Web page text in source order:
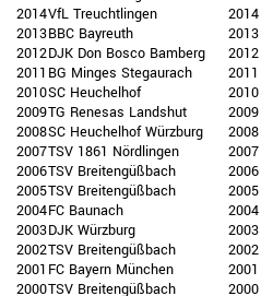
2014VfL Treuchtlingen
2014
2013BBC Bayreuth 2013
2012DJK Don Bosco Bamberg
2012
2011 BG Minges Stegaurach 2011
2010SC Heuchelhof 2010
2009TG Renesas Landshut 2009
2008SC Heuchelhof Würzburg
2008
2007TSV 1861 Nördlingen 2007
2006TSV Breitengüßbach 2006
2005TSV Breitengüßbach 2005
2004FC Baunach
2004
2003DJK Würzburg 2003
2002TSV Breitengüßbach 2002
2001 FC Bayern München 2001
2000TSV Breitengüßbach 2000